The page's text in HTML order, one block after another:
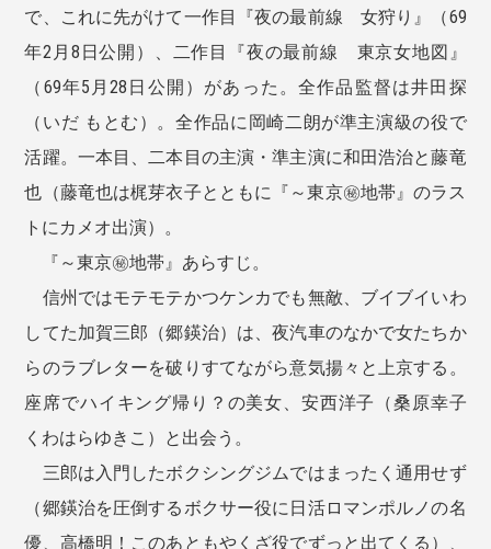
で、これに先がけて一作目『夜の最前線 女狩り』（69
年2月8日公開）、二作目『夜の最前線 東京女地図』
（69年5月28日公開）があった。全作品監督は井田探
（いだ もとむ）。全作品に岡崎二朗が準主演級の役で
活躍。一本目、二本目の主演・準主演に和田浩治と藤竜
也（藤竜也は梶芽衣子とともに『～東京㊙︎地帯』のラス
トにカメオ出演）。
『～東京㊙︎地帯』あらすじ。
信州ではモテモテかつケンカでも無敵、ブイブイいわ
してた加賀三郎（郷鍈治）は、夜汽車のなかで女たちか
らのラブレターを破りすてながら意気揚々と上京する。
座席でハイキング帰り？の美女、安西洋子（桑原幸子
くわはらゆきこ）と出会う。
三郎は入門したボクシングジムではまったく通用せず
（郷鍈治を圧倒するボクサー役に日活ロマンポルノの名
優、高橋明！このあともやくざ役でずっと出てくる）、